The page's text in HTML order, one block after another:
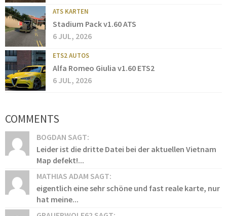
ATS KARTEN
Stadium Pack v1.60 ATS
6 JUL, 2026
ETS2 AUTOS
Alfa Romeo Giulia v1.60 ETS2
6 JUL, 2026
COMMENTS
BOGDAN SAGT:
Leider ist die dritte Datei bei der aktuellen Vietnam
Map defekt!...
MATHIAS ADAM SAGT:
eigentlich eine sehr schöne und fast reale karte, nur
hat meine...